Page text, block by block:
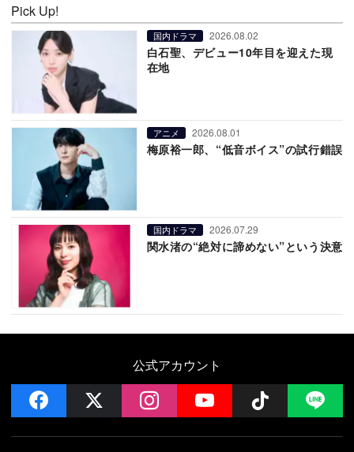
Pick Up!
国内ドラマ 2026.08.02
白石聖、デビュー10年目を迎えた現
在地
アニメ 2026.08.01
梅原裕一郎、“低音ボイス”の試行錯誤
国内ドラマ 2026.07.29
関水渚の“絶対に諦めない”という決意
公式アカウント
facebook instagramYouTube Follow